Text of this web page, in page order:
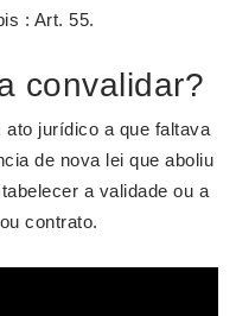
: Art. 55.
convalidar?
jurídico a que faltava
de nova lei que aboliu
a validade ou a
contrato.